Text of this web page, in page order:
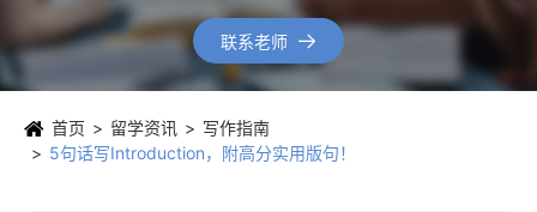
联系老师 
首页 留学资讯
写作指南
5句话写Introduction，附高分实用版句！